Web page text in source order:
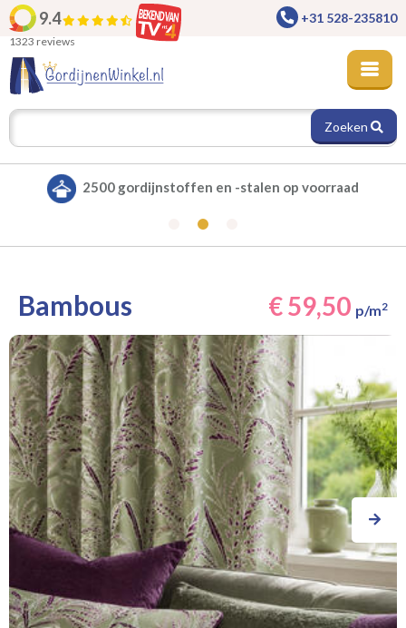
9.4
1323 reviews
+31 528-235810
Zoeken
Alle gordijnen verduisterend leverbaar
Bambous € 59,50 p/m2